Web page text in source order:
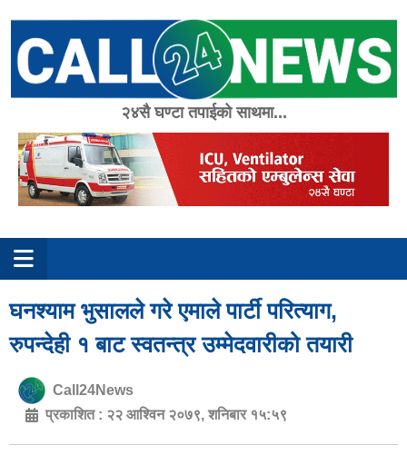
content
२४सै घण्टा तपाईको साथमा...
घनश्याम भुसालले गरे एमाले पार्टी परित्याग,
रुपन्देही १ बाट स्वतन्त्र उम्मेदवारीको तयारी
Call24News
प्रकाशित : २२ आश्विन २०७९, शनिबार १५:५९